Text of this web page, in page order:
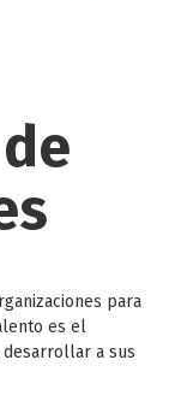
para
es el
a sus